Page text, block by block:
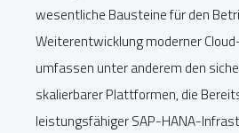
wesentliche Bausteine für den
Weiterentwicklung moderner
umfassen unter anderem den
skalierbarer Plattformen, die
leistungsfähiger SAP-HANA-